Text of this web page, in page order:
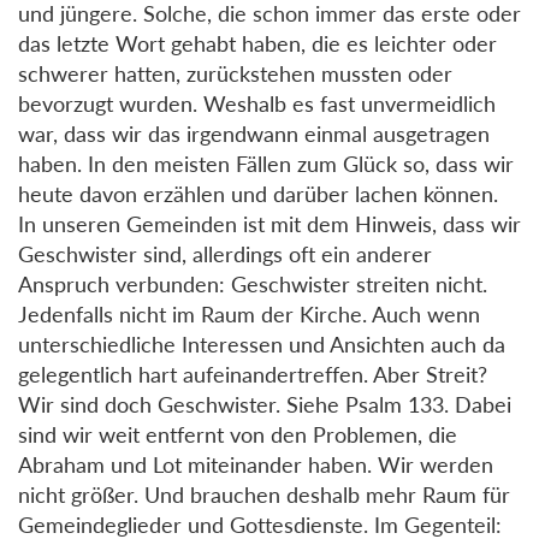
und jüngere. Solche, die schon immer das erste oder
das letzte Wort gehabt haben, die es leichter oder
schwerer hatten, zurückstehen mussten oder
bevorzugt wurden. Weshalb es fast unvermeidlich
war, dass wir das irgendwann einmal ausgetragen
haben. In den meisten Fällen zum Glück so, dass wir
heute davon erzählen und darüber lachen können.
In unseren Gemeinden ist mit dem Hinweis, dass wir
Geschwister sind, allerdings oft ein anderer
Anspruch verbunden: Geschwister streiten nicht.
Jedenfalls nicht im Raum der Kirche. Auch wenn
unterschiedliche Interessen und Ansichten auch da
gelegentlich hart aufeinandertreffen. Aber Streit?
Wir sind doch Geschwister. Siehe Psalm 133. Dabei
sind wir weit entfernt von den Problemen, die
Abraham und Lot miteinander haben. Wir werden
nicht größer. Und brauchen deshalb mehr Raum für
Gemeindeglieder und Gottesdienste. Im Gegenteil: